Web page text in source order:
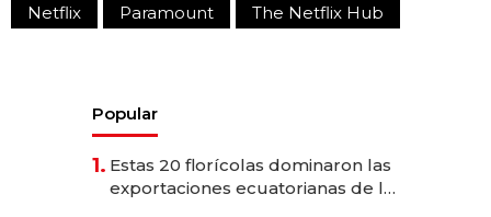
Netflix
Paramount The Netflix Hub
Popular
1. Estas 20 florícolas dominaron las
exportaciones ecuatorianas de la